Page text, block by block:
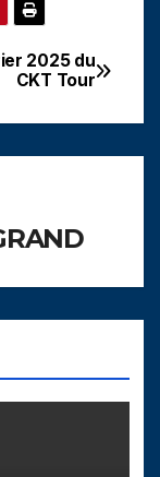
2025 du
CKT Tour